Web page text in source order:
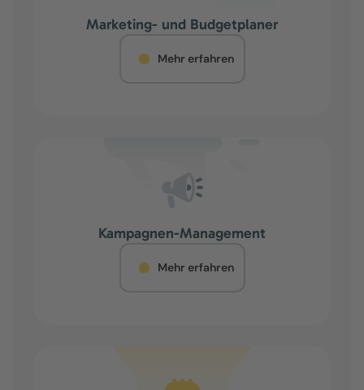
Marketing- und Budgetplaner
Mehr erfahren
Kampagnen-Management
Mehr erfahren